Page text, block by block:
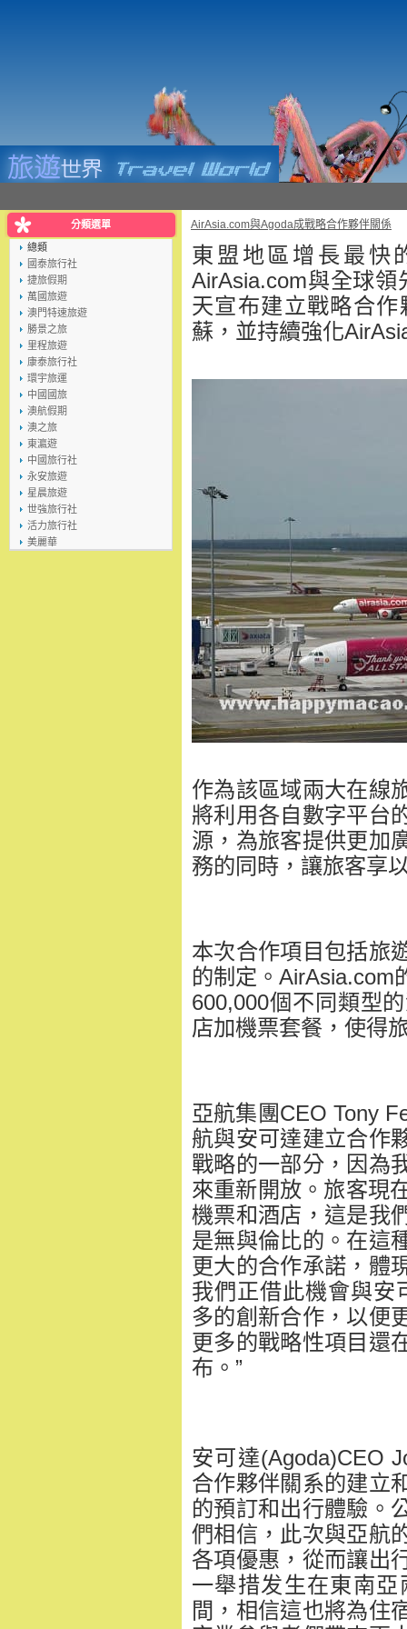
分類選單
總類
國泰旅行社
捷旅假期
萬國旅遊
澳門特速旅遊
勝景之旅
里程旅遊
康泰旅行社
環宇旅運
中國國旅
澳航假期
澳之旅
東瀛遊
中國旅行社
永安旅遊
星晨旅遊
世強旅行社
活力旅行社
美麗華
AirAsia.com與Agoda成戰略合作夥伴關係
東盟地區增長最快
AirAsia.com與全球
天宣布建立戰略合
蘇，並持續強化
作為該區域兩大在線
將利用各自數字平台
源，為旅客提供更加
務的同時，讓旅客享
本次合作項目包括旅
的制定。AirAsia.com
600,000個不同類型
店加機票套餐，使得
亞航集團CEO Tony
航與安可達建立合作
戰略的一部分，因為
來重新開放。旅客現
機票和酒店，這是我
是無與倫比的。在這
更大的合作承諾，體
我們正借此機會與安
多的創新合作，以便
更多的戰略性項目還
布。”
安可達(Agoda)CEO
合作夥伴關系的建立
的預訂和出行體驗。
們相信，此次與亞航
各項優惠，從而讓出
一舉措发生在東南
間，相信這也將為住